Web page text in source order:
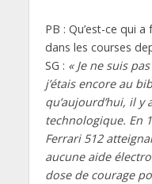
PB : Qu’est-ce qui
dans les courses
SG : « Je ne suis
j’étais encore au
qu’aujourd’hui, il
technologique. En
Ferrari 512
aucune aide
dose de courage